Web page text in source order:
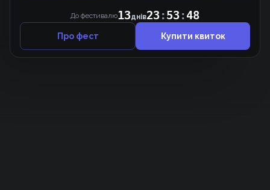
До фестивалю13днів23:53:48
Про фест Купити квиток